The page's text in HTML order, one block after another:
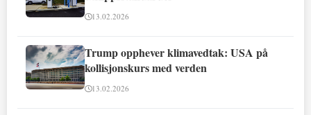
13.02.2026
Trump opphever klimavedtak: USA på
kollisjonskurs med verden
13.02.2026